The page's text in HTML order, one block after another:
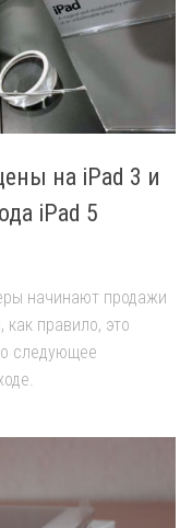
на iPad 3 и
iPad 5
начинают продажи
правило, это
следующее